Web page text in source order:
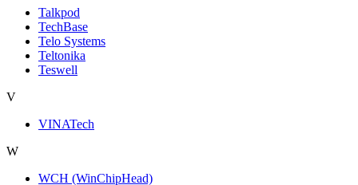
Talkpod
TechBase
Telo Systems
Teltonika
Teswell
V
VINATech
W
WCH (WinChipHead)